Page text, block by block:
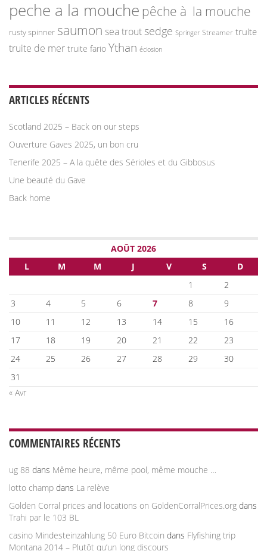
peche a la mouche pêche à la mouche
rusty spinner saumon sea trout sedge Springer Streamer truite
truite de mer truite fario Ythan éclosion
ARTICLES RÉCENTS
Scotland 2025 – Back on our steps
Ouverture Gaves 2025, un bon cru
Tenerife 2025 – A la quête des Sérioles et du Gibbosus
Une beauté du Gave
Back home
AOÛT 2026
L
M M J V S
D
1
2
3
4 5 6 7 8
9
10
11 12 13 14 15
16
17
18 19 20 21 22
23
24
25 26 27 28 29
30
31
« Avr
COMMENTAIRES RÉCENTS
ug 88 dans Même heure, même pool, même mouche …
lotto champ dans La relève
Golden Corral prices and locations on GoldenCorralPrices.org dans
Trahi par le 103 BL
casino Mindesteinzahlung 50 Euro Bitcoin dans Flyfishing trip
Montana 2014 – Plutôt qu’un long discours